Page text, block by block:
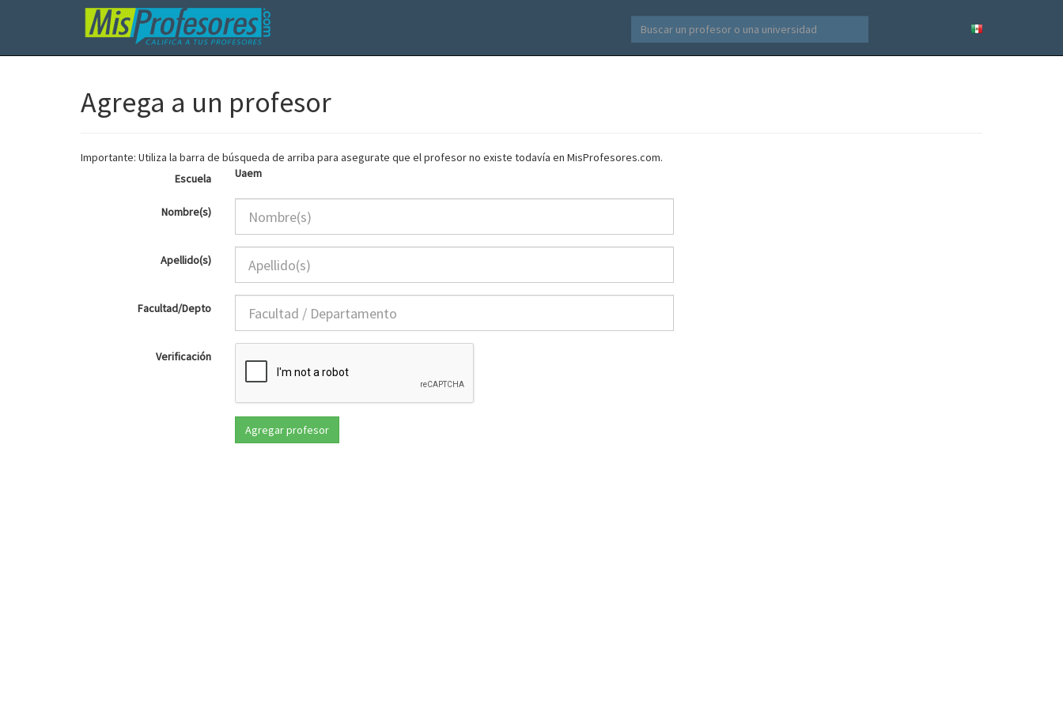
Agrega a un profesor
Importante: Utiliza la barra de búsqueda de arriba para asegurate que el profesor no existe todavía en MisProfesores.com.
Escuela
Uaem
Nombre(s)
Apellido(s)
Facultad/Depto
Verificación